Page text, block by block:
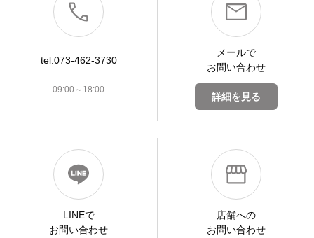
tel.073-462-3730
09:00～18:00
メールで
お問い合わせ
詳細を見る
LINEで
お問い合わせ
店舗への
お問い合わせ